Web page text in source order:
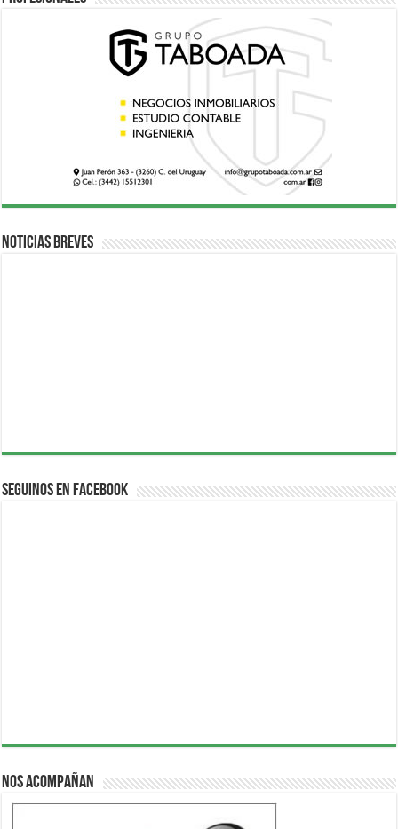
Noticias breves
Seguinos en Facebook
Nos acompañan